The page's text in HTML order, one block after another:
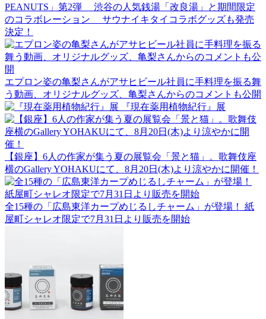
PEANUTS」第2弾 渋谷の人気銭湯「改良湯」と期間限定
のコラボレーション サウナイキタイコラボグッズも発売
決定！
エプロン姿の亀梨さんがアサヒビール社員に手料理を振る舞
う動画、オリジナルグッズ、亀梨さんからのコメントも公開
『現在薬用植物紀行』展
【銀座】6人の作家が集う夏の展覧会「景と猫」。歌舞伎座
横のGallery YOHAKUにて、8月20日(木)より涼やかに開催！
全15種の「広島東洋カープめじるしチャーム」が登場！ 紙
屋町シャレオ限定で7月31日より販売を開始